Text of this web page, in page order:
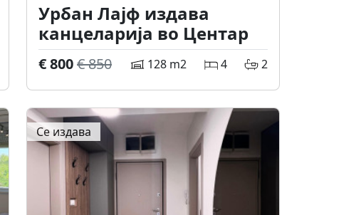
Урбан Лајф издава
канцеларија во Центар
€ 800€ 850 128 m2 4 2
Се издава